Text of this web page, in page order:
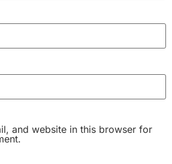
and website in this browser for